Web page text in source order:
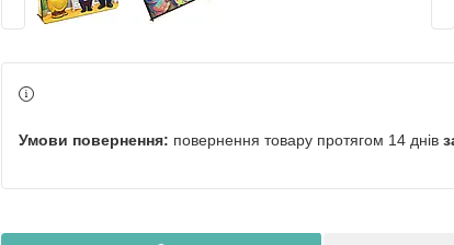
повернення товару протягом 14 днів